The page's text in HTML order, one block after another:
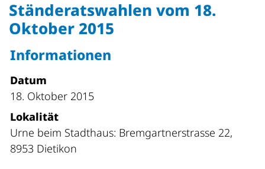
Ständeratswahlen vom 18.
Oktober 2015
Informationen
Datum
18. Oktober 2015
Lokalität
Urne beim Stadthaus: Bremgartnerstrasse 22,
8953 Dietikon